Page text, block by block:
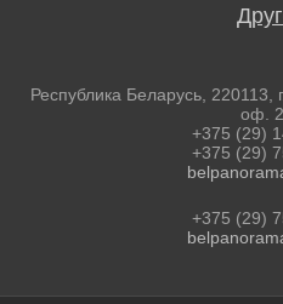
Республика Беларусь, 220113,
оф.
+375 (29)
+375 (29)
+375 (29)